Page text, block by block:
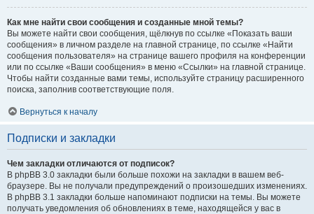
Как мне найти свои сообщения и созданные мной темы?
Вы можете найти свои сообщения, щёлкнув по ссылке «Показать ваши
сообщения» в личном разделе на главной странице, по ссылке «Найти
сообщения пользователя» на странице вашего профиля на конференции
или по ссылке «Ваши сообщения» в меню «Ссылки» на главной странице.
Чтобы найти созданные вами темы, используйте страницу расширенного
поиска, заполнив соответствующие поля.
Вернуться к началу
Подписки и закладки
Чем закладки отличаются от подписок?
В phpBB 3.0 закладки были больше похожи на закладки в вашем веб-
браузере. Вы не получали предупреждений о произошедших изменениях.
В phpBB 3.1 закладки больше напоминают подписки на темы. Вы можете
получать уведомления об обновлениях в теме, находящейся у вас в